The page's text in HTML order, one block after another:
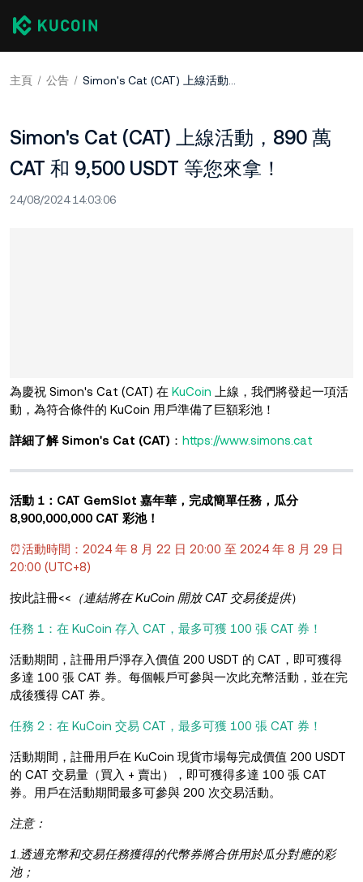
主頁 公告 Simon's Cat (CAT) 上線活動，890 萬 CAT 和 9,500 USDT 等您來拿！
Simon's Cat (CAT) 上線活動，890 萬
CAT 和 9,500 USDT 等您來拿！
24/08/2024 14:03:06
為慶祝 Simon's Cat (CAT) 在 KuCoin 上線，我們將發起一項活
動，為符合條件的 KuCoin 用戶準備了巨額彩池！
詳細了解 Simon's Cat (CAT) ： https://www.simons.cat
活動 1：CAT GemSlot 嘉年華，完成簡單任務，瓜分
8,900,000,000 CAT 彩池！
⏰活動時間：2024 年 8 月 22 日 20:00 至 2024 年 8 月 29 日
20:00 (UTC+8)
按此註冊<< （連結將在 KuCoin 開放 CAT 交易後提供）
任務 1：在 KuCoin 存入 CAT，最多可獲 100 張 CAT 券！
活動期間，註冊用戶淨存入價值 200 USDT 的 CAT，即可獲得
多達 100 張 CAT 券。每個帳戶可參與一次此充幣活動，並在完
成後獲得 CAT 券。
任務 2：在 KuCoin 交易 CAT，最多可獲 100 張 CAT 券！
活動期間，註冊用戶在 KuCoin 現貨市場每完成價值 200 USDT
的 CAT 交易量（買入 + 賣出），即可獲得多達 100 張 CAT
券。用戶在活動期間最多可參與 200 次交易活動。
注意：
1.透過充幣和交易任務獲得的代幣券將合併用於瓜分對應的彩
池；